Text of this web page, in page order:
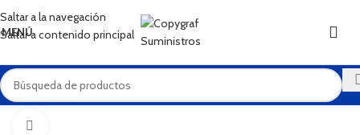
Saltar a la navegación
Saltar a contenido principal
XEROX
MENÚ